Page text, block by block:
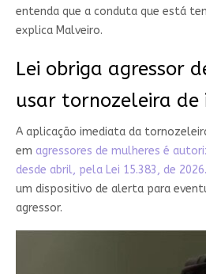
entenda que a conduta que está
explica Malveiro.
Lei obriga agressor
usar tornozeleira de
A aplicação imediata da
em agressores de mulheres é
desde abril, pela Lei 15.383, de 2026.
um dispositivo de alerta para
agressor.